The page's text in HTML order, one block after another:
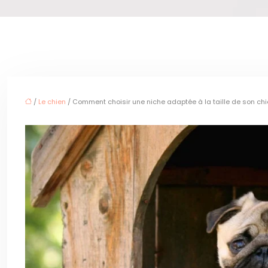
/ Le chien / Comment choisir une niche adaptée à la taille de son